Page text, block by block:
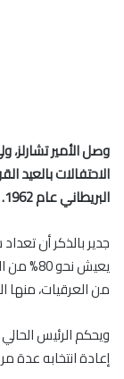
وصل الأمير تشارلز،
الاحتفالات بالعيد
البريطاني عام 1962.
يعيش
من العرقيات، منها
إعادة انتخابه عدة